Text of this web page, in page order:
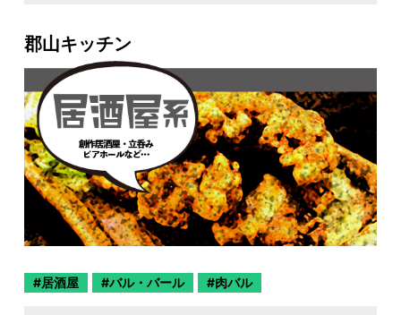
郡山キッチン
居酒屋 バル・バール 肉バル